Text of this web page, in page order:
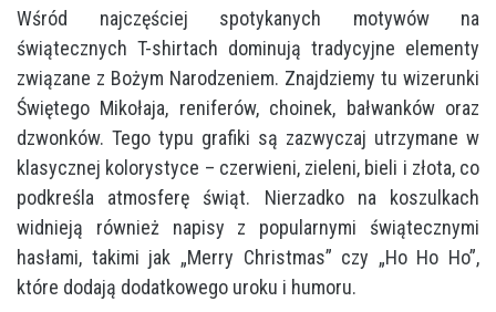
Wśród najczęściej spotykanych motywów na
świątecznych T-shirtach dominują tradycyjne elementy
związane z Bożym Narodzeniem. Znajdziemy tu wizerunki
Świętego Mikołaja, reniferów, choinek, bałwanków oraz
dzwonków. Tego typu grafiki są zazwyczaj utrzymane w
klasycznej kolorystyce – czerwieni, zieleni, bieli i złota, co
podkreśla atmosferę świąt. Nierzadko na koszulkach
widnieją również napisy z popularnymi świątecznymi
hasłami, takimi jak „Merry Christmas” czy „Ho Ho Ho”,
które dodają dodatkowego uroku i humoru.